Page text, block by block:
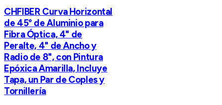
CHFIBER Curva Horizontal
de 45° de Aluminio para
Fibra Óptica, 4" de
Peralte, 4" de Ancho y
Radio de 8", con Pintura
Epóxica Amarilla, Incluye
Tapa, un Par de Coples y
Tornillería